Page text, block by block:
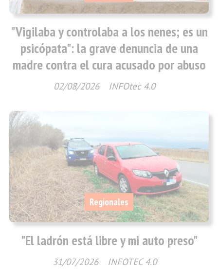
"Vigilaba y controlaba a los nenes; es un
psicópata": la grave denuncia de una
madre contra el cura acusado por abuso
INFOtec 4.0
02/08/2026
"El ladrón está libre y mi auto preso"
INFOTEC 4.0
Regionales
31/07/2026